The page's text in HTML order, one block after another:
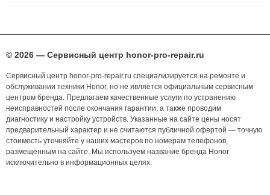
© 2026 — Сервисный центр honor-pro-repair.ru
Сервисный центр honor-pro-repair.ru специализируется на ремонте и
обслуживании техники Honor, но не является официальным сервисным
центром бренда. Предлагаем качественные услуги по устранению
неисправностей после окончания гарантии, а также проводим
диагностику и настройку устройств. Указанные на сайте цены носят
предварительный характер и не считаются публичной офертой — точную
стоимость уточняйте у наших мастеров по номерам телефонов,
размещённым на сайте. Мы используем название бренда Honor
исключительно в информационных целях.